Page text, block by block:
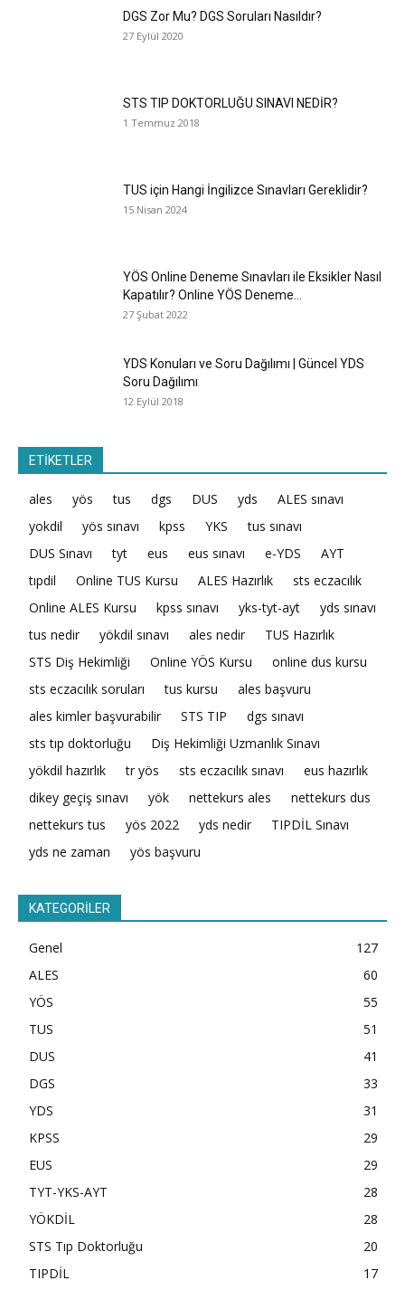
DGS Zor Mu? DGS Soruları Nasıldır?
27 Eylül 2020
STS TIP DOKTORLUĞU SINAVI NEDİR?
1 Temmuz 2018
TUS için Hangi İngilizce Sınavları Gereklidir?
15 Nisan 2024
YÖS Online Deneme Sınavları ile Eksikler Nasıl
Kapatılır? Online YÖS Deneme...
27 Şubat 2022
YDS Konuları ve Soru Dağılımı | Güncel YDS
Soru Dağılımı
12 Eylül 2018
ETİKETLER
ales yös tus dgs DUS yds
ALES sınavı
yokdil
yös sınavı kpss YKS
tus sınavı
DUS Sınavı
tyt eus eus sınavı e-YDS
AYT
tıpdil
Online TUS Kursu ALES Hazırlık
sts eczacılık
Online ALES Kursu
kpss sınavı yks-tyt-ayt
yds sınavı
tus nedir
yökdil sınavı ales nedir
TUS Hazırlık
STS Diş Hekimliği
Online YÖS Kursu
online dus kursu
sts eczacılık soruları
tus kursu
ales başvuru
ales kimler başvurabilir
STS TIP
dgs sınavı
sts tıp doktorluğu
Diş Hekimliği Uzmanlık Sınavı
yökdil hazırlık
tr yös sts eczacılık sınavı
eus hazırlık
dikey geçiş sınavı
yök nettekurs ales
nettekurs dus
nettekurs tus
yös 2022 yds nedir
TIPDİL Sınavı
yds ne zaman
yös başvuru
KATEGORİLER
Genel
127
ALES
60
YÖS
55
TUS
51
DUS
41
DGS
33
YDS
31
KPSS
29
EUS
29
TYT-YKS-AYT
28
YÖKDİL
28
STS Tıp Doktorluğu
20
TIPDİL
17